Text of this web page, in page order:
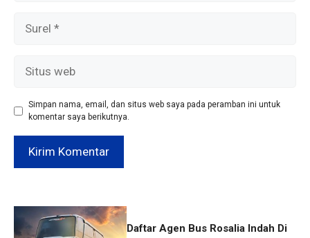
Simpan nama, email, dan situs web saya pada peramban ini untuk
komentar saya berikutnya.
Daftar Agen Bus Rosalia Indah Di